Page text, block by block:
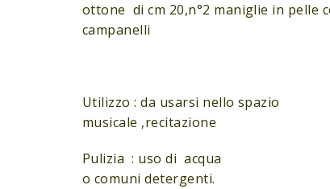
ottone di cm 20,n°2 maniglie in pelle
campanelli
Utilizzo : da usarsi nello spazio
musicale ,recitazione
Pulizia : uso di acqua
o comuni detergenti.